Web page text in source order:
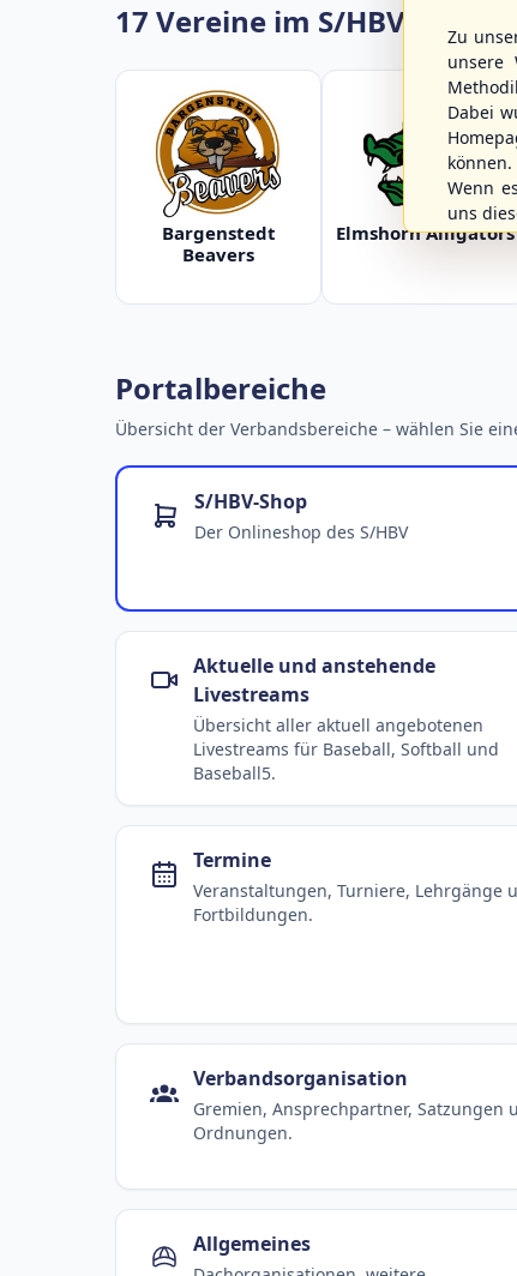
17 Vereine im S/HBV
Bargenstedt
Beavers
Elmshorn Alligators
Portalbereiche
Übersicht der Verbandsbereiche – wählen Sie
S/HBV-Shop
Der Onlineshop des S/HBV
Aktuelle und anstehende
Livestreams
Übersicht aller aktuell angebotenen
Livestreams für Baseball, Softball und
Baseball5.
Termine
Veranstaltungen, Turniere, Lehrgänge
Fortbildungen.
Verbandsorganisation
Gremien, Ansprechpartner, Satzungen
Ordnungen.
Allgemeines
Zu
unsere
Dabei
können.
Wenn
uns